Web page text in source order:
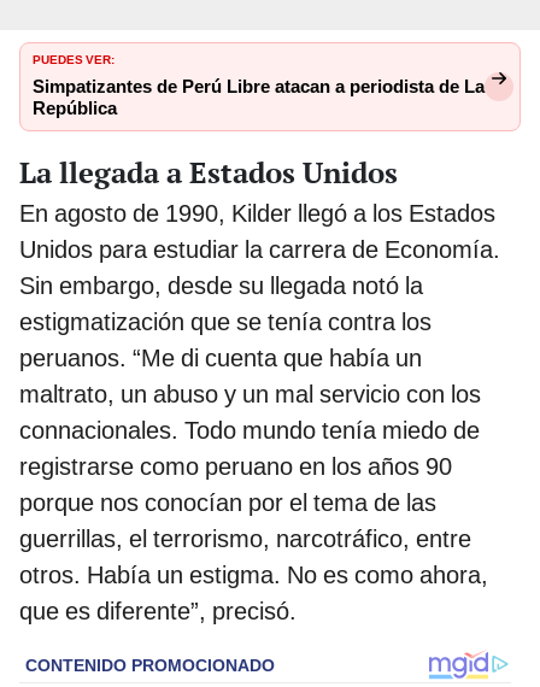
PUEDES VER:
Simpatizantes de Perú Libre atacan a periodista de La
República
La llegada a Estados Unidos
En agosto de 1990, Kilder llegó a los Estados
Unidos para estudiar la carrera de Economía.
Sin embargo, desde su llegada notó la
estigmatización que se tenía contra los
peruanos. “Me di cuenta que había un
maltrato, un abuso y un mal servicio con los
connacionales. Todo mundo tenía miedo de
registrarse como peruano en los años 90
porque nos conocían por el tema de las
guerrillas, el terrorismo, narcotráfico, entre
otros. Había un estigma. No es como ahora,
que es diferente”, precisó.